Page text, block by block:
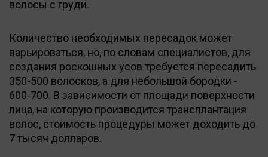
волосы с груди.
Количество необходимых пересадок может
варьироваться, но, по словам специалистов, для
создания роскошных усов требуется пересадить
350-500 волосков, а для небольшой бородки -
600-700. В зависимости от площади поверхности
лица, на которую производится трансплантация
волос, стоимость процедуры может доходить до
7 тысяч долларов.